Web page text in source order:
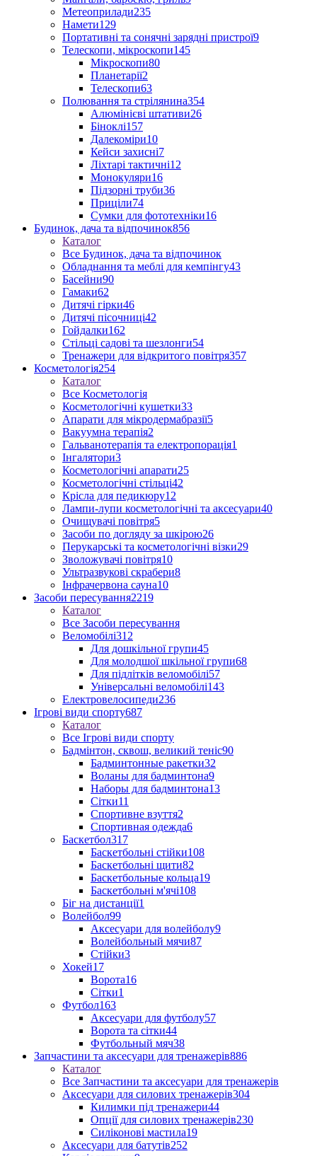
Метеоприлади235
Намети129
Портативні та сонячні зарядні пристрої9
Телескопи, мікроскопи145
Мікроскопи80
Планетарії2
Телескопи63
Полювання та стрілянина354
Алюмінієві штативи26
Біноклі157
Далекоміри10
Кейси захисні7
Ліхтарі тактичні12
Монокуляри16
Підзорні труби36
Приціли74
Сумки для фототехніки16
Будинок, дача та відпочинок856
Каталог
Все Будинок, дача та відпочинок
Обладнання та меблі для кемпінгу43
Басейни90
Гамаки62
Дитячі гірки46
Дитячі пісочниці42
Гойдалки162
Стільці садові та шезлонги54
Тренажери для відкритого повітря357
Косметологія254
Каталог
Все Косметологія
Косметологічні кушетки33
Апарати для мікродермабразії5
Вакуумна терапія2
Гальванотерапія та електропорація1
Інгалятори3
Косметологічні апарати25
Косметологічні стільці42
Крісла для педикюру12
Лампи-лупи косметологічні та аксесуари40
Очищувачі повітря5
Засоби по догляду за шкірою26
Перукарські та косметологічні візки29
Зволожувачі повітря10
Ультразвукові скрабери8
Інфрачервона сауна10
Засоби пересування2219
Каталог
Все Засоби пересування
Веломобілі312
Для дошкільної групи45
Для молодшої шкільної групи68
Для підлітків веломобілі57
Універсальні веломобілі143
Електровелосипеди236
Ігрові види спорту687
Каталог
Все Ігрові види спорту
Бадмінтон, сквош, великий теніс90
Бадминтонные ракетки32
Воланы для бадминтона9
Наборы для бадминтона13
Сітки11
Спортивне взуття2
Спортивная одежда6
Баскетбол317
Баскетбольні стійки108
Баскетбольні щити82
Баскетбольные кольца19
Баскетбольні м'ячі108
Біг на дистанції1
Волейбол99
Аксесуари для волейболу9
Волейбольный мячи87
Стійки3
Хокей17
Ворота16
Сітки1
Футбол163
Аксесуари для футболу57
Ворота та сітки44
Футбольный мяч38
Запчастини та аксесуари для тренажерів886
Каталог
Все Запчастини та аксесуари для тренажерів
Аксесуари для силових тренажерів304
Килимки під тренажери44
Опції для силових тренажерів230
Силіконові мастила19
Аксесуари для батутів252